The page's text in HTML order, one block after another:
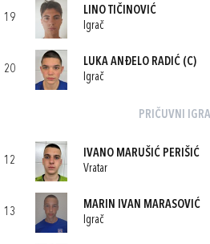
19
LINO TIČINOVIĆ
Igrač
20
LUKA ANĐELO RADIĆ (C)
Igrač
PRIČUVNI
12
IVANO MARUŠIĆ PERIŠIĆ
Vratar
13
MARIN IVAN MARASOVIĆ
Igrač